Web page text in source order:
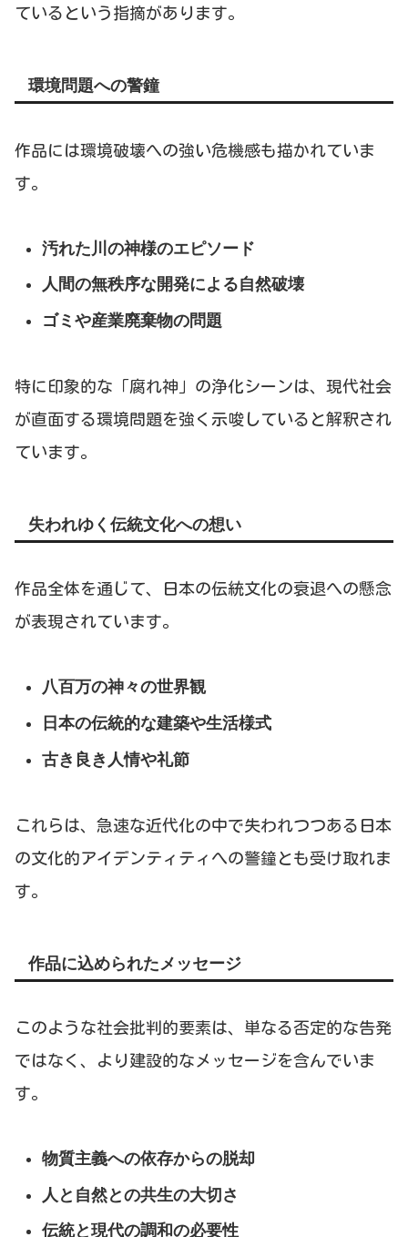
ているという指摘があります。
環境問題への警鐘
作品には環境破壊への強い危機感も描かれていま
す。
汚れた川の神様のエピソード
人間の無秩序な開発による自然破壊
ゴミや産業廃棄物の問題
特に印象的な「腐れ神」の浄化シーンは、現代社会
が直面する環境問題を強く示唆していると解釈され
ています。
失われゆく伝統文化への想い
作品全体を通じて、日本の伝統文化の衰退への懸念
が表現されています。
八百万の神々の世界観
日本の伝統的な建築や生活様式
古き良き人情や礼節
これらは、急速な近代化の中で失われつつある日本
の文化的アイデンティティへの警鐘とも受け取れま
す。
作品に込められたメッセージ
このような社会批判的要素は、単なる否定的な告発
ではなく、より建設的なメッセージを含んでいま
す。
物質主義への依存からの脱却
人と自然との共生の大切さ
伝統と現代の調和の必要性